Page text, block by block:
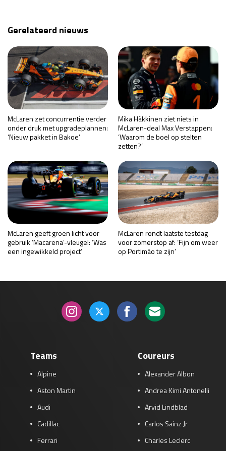
Gerelateerd nieuws
McLaren zet concurrentie verder
onder druk met upgradeplannen:
‘Nieuw pakket in Bakoe’
Mika Häkkinen ziet niets in
McLaren-deal Max Verstappen:
‘Waarom de boel op stelten
zetten?’
McLaren geeft groen licht voor
gebruik ‘Macarena’-vleugel: ‘Was
een ingewikkeld project’
McLaren rondt laatste testdag
voor zomerstop af: ‘Fijn om weer
op Portimão te zijn’
Teams
Alpine
Aston Martin
Audi
Cadillac
Ferrari
Coureurs
Alexander Albon
Andrea Kimi Antonelli
Arvid Lindblad
Carlos Sainz Jr
Charles Leclerc